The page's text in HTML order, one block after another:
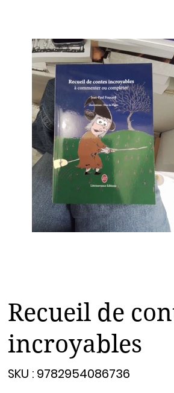
Recueil de
incroyables
SKU : 9782954086736
9782954086736